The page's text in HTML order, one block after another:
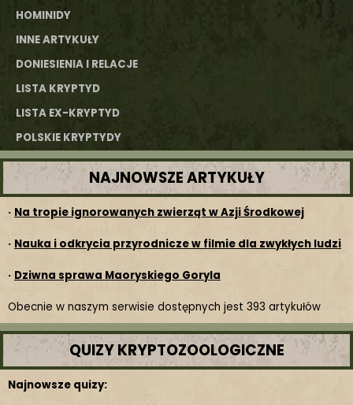
HOMINIDY
INNE ARTYKUŁY
DONIESIENIA I RELACJE
LISTA KRYPTYD
LISTA EX-KRYPTYD
POLSKIE KRYPTYDY
NAJNOWSZE ARTYKUŁY
· Na tropie ignorowanych zwierząt w Azji Środkowej
· Nauka i odkrycia przyrodnicze w filmie dla zwykłych ludzi
· Dziwna sprawa Maoryskiego Goryla
Obecnie w naszym serwisie dostępnych jest 393 artykułów
QUIZY KRYPTOZOOLOGICZNE
Najnowsze quizy: